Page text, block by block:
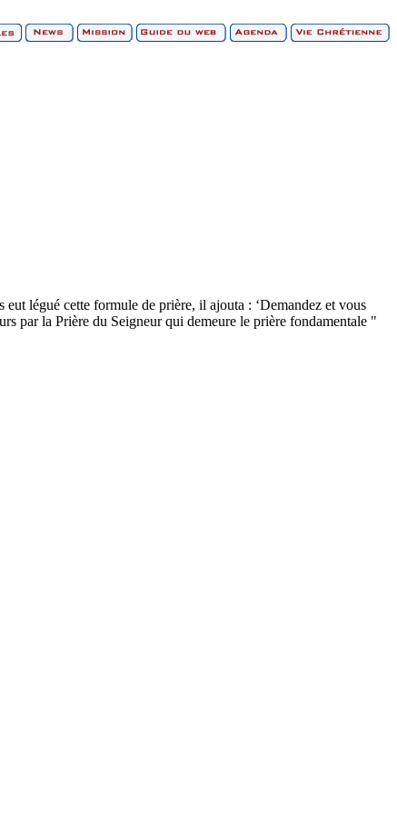
légué cette formule de prière, il ajouta : ‘Demandez et vous
par la Prière du Seigneur qui demeure le prière fondamentale "